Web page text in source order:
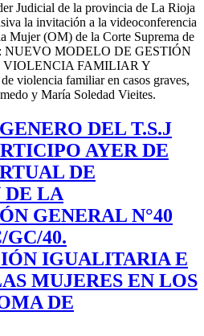
Judicial de la provincia de La Rioja
la invitación a la videoconferencia
Mujer (OM) de la Corte Suprema de
NUEVO MODELO DE GESTIÓN
VIOLENCIA FAMILIAR Y
violencia familiar en casos graves,
y María Soledad Vieites.
DEL T.S.J
AYER DE
DE
DE LA
GENERAL N°40
GC/40.
IGUALITARIA E
MUJERES EN LOS
DE